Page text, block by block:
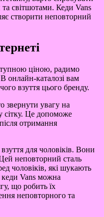
світшотами. Кеди Vans
створити неповторний
ціною, радимо
онлайн-каталозі вам
взуття цього бренду.
звернути увагу на
сітку. Це допоможе
отримання
для чоловіків. Вони
неповторний сталь
чоловіків, які шукають
кеди Vans можна
що робить їх
неповторного та